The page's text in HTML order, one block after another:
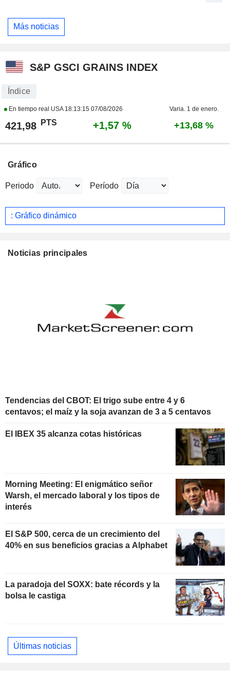
Más noticias
S&P GSCI GRAINS INDEX
Índice
En tiempo real USA 18:13:15 07/08/2026 Varia. 1 de enero.
421,98 PTS +1,57 % +13,68 %
Gráfico
Periodo Período
: Gráfico dinámico
Noticias principales
Tendencias del CBOT: El trigo sube entre 4 y 6
centavos; el maíz y la soja avanzan de 3 a 5 centavos
El IBEX 35 alcanza cotas históricas
Morning Meeting: El enigmático señor
Warsh, el mercado laboral y los tipos de
interés
El S&P 500, cerca de un crecimiento del
40% en sus beneficios gracias a Alphabet
La paradoja del SOXX: bate récords y la
bolsa le castiga
Últimas noticias